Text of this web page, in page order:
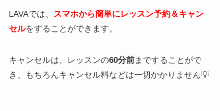
LAVAでは、 スマホから簡単にレッスン予約＆キャン
セルをすることができます。
キャンセルは、レッスンの60分前まですることがで
き、もちろんキャンセル料などは一切かかりません💡